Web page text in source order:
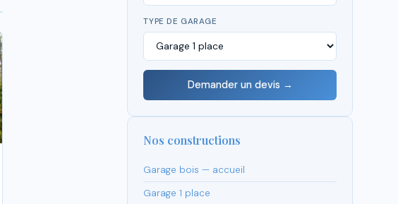
TYPE DE GARAGE
Demander un devis →
Nos constructions
Garage bois — accueil
Garage 1 place